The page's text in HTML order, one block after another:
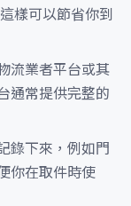
樣可以節省你到
流業者平台或其
通常提供完整的
錄下來，例如門
你在取件時使